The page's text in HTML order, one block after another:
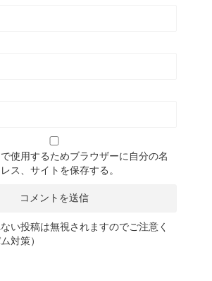
使用するためブラウザーに自分の名
ス、サイトを保存する。
い投稿は無視されますのでご注意く
対策）